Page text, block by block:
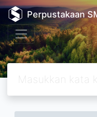
Perpustakaan